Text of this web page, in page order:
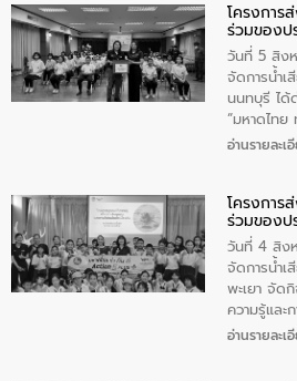
วัดสิงห์ จัง
สุขชื่น นาย
บริหารเทศ
ประชาชน
ส่วนได้ส่วน
จัดการคุณ
จังหวัดชัยน
โครงการ
ร่วมของป
แก้ไขปัญ
วันที่ 5 สิง
จัดการน้ำเ
นนทบุรี ได้
“มหาดไท
จัดโครงกา
“ชุมชนร่วม
ความรู้เกี่ย
ถังดักไขมัน
(นันทวิทยา
ปากเกร็ด
อ่านรายละเ
โครงการ
ร่วมของป
แก้ไขปัญ
วันที่ 4 สิง
จัดการน้ำเ
พะเยา จัด
ความรู้และ
ป้องกันและ
อ่านรายละเ